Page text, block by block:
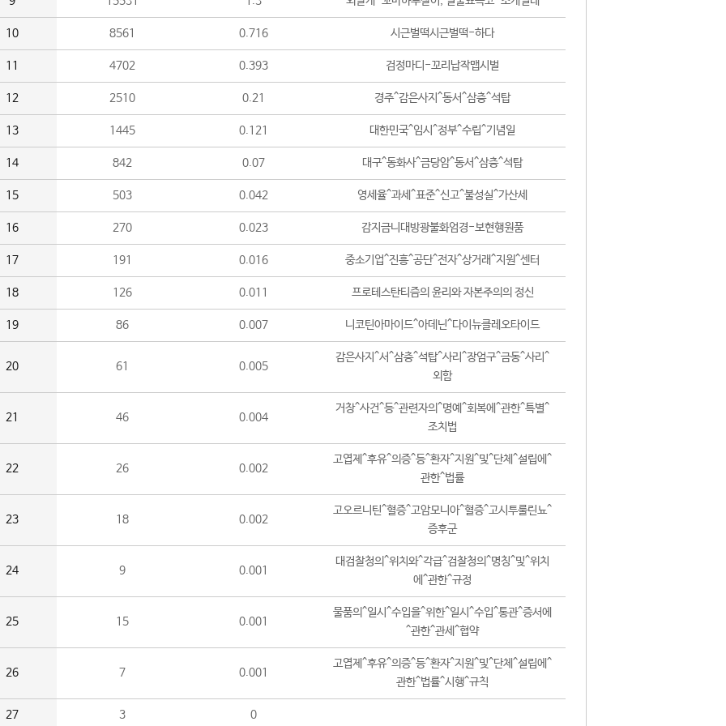
10 8561 0.716 시근벌떡시근벌떡-하다
11 4702 0.393 검정마디-꼬리납작맵시벌
12 2510 0.21 경주^감은사지^동서^삼층^석탑
13 1445 0.121 대한민국^임시^정부^수립^기념일
14 842 0.07 대구^동화사^금당암^동서^삼층^석탑
15 503 0.042 영세율^과세^표준^신고^불성실^가산세
16 270 0.023 감지금니대방광불화엄경-보현행원품
17 191 0.016 중소기업^진흥^공단^전자^상거래^지원^센터
18 126 0.011 프로테스탄티즘의 윤리와 자본주의의 정신
19 86 0.007 니코틴아마이드^아데닌^다이뉴클레오타이드
20 61 0.005
감은사지^서^삼층^석탑^사리^장엄구^금동^사리^
외함
21 46 0.004
거창^사건^등^관련자의^명예^회복에^관한^특별^
조치법
22 26 0.002
고엽제^후유^의증^등^환자^지원^및^단체^설립에^
관한^법률
23 18 0.002
고오르니틴^혈증^고암모니아^혈증^고시투룰린뇨^
증후군
24 9 0.001
대검찰청의^위치와^각급^검찰청의^명칭^및^위치
에^관한^규정
25 15 0.001
물품의^일시^수입을^위한^일시^수입^통관^증서에
^관한^관세^협약
26 7 0.001
고엽제^후유^의증^등^환자^지원^및^단체^설립에^
관한^법률^시행^규칙
27 3 0